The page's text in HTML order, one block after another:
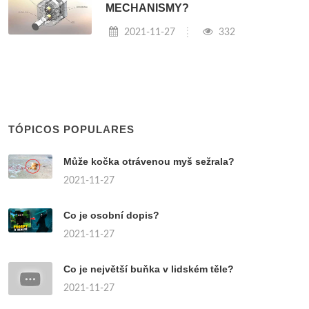
MECHANISMY?
2021-11-27 332
TÓPICOS POPULARES
Může kočka otrávenou myš sežrala?
2021-11-27
Co je osobní dopis?
2021-11-27
Co je největší buňka v lidském těle?
2021-11-27